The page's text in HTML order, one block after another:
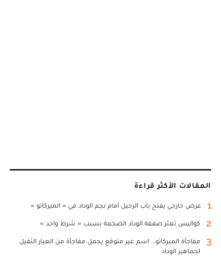
المقالات الأكثر قراءة
1 عرض خارجي يفتح باب الرحيل أمام نجم الوداد في « الميركاتو »
2 كواليس تعثر صفقة الوداد الضخمة بسبب « شرط واحد »
3
مفاجأة الميركاتو... اسم غير متوقع يحمل مفاجأة من العيار الثقيل
لجماهير الوداد